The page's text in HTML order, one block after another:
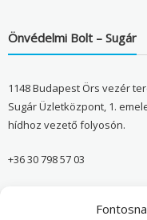
Önvédelmi Bolt – Sugár
1148 Budapest Örs vezér
Sugár Üzletközpont, 1.
hídhoz vezető folyosón.
+36 30 798 57 03